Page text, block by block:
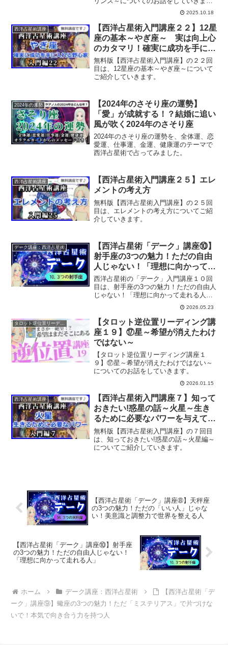
2025.10.18
西洋占星術講座
【西洋占星術入門講座２２】12星
座の基本～やぎ座～ 実は向上心
のカタマリ！確実に成功を手に入
れる野心家
無料版【西洋占星術入門講座】の２２回
目は、12星座の基本～やぎ座～について
ご紹介していきます。
2024年の運勢
【2024年のさそり座の運勢】
「愛」が成就する！？結婚に追い
風が吹く2024年のさそり座
2024年のさそり座の運勢を、全体運、恋
愛運、仕事運、金運、健康運のテーマで
西洋占星術で占ってみました。
西洋占星術講座
【西洋占星術入門講座２５】エレ
メントの考え方
無料版【西洋占星術入門講座】の２５回
目は、エレメントの考え方についてご紹
介していきます。
デーク講座：西洋占星術
【西洋占星術「デーク」講座⑩】
射手座の3つの魅力！ただの自由
人じゃない！「理想に向かって走
れる人」
西洋占星術の「デーク」入門講座１０回
目は、射手座の3つの魅力！ただの自由人
じゃない！「理想に向かって走れる人」
2026.05.23
タロット逆位置リーディング講座
【タロット逆位置リーディング講
座１９】⑰星～希望が消えたわけ
ではない～
【タロット逆位置リーディング講座１
９】⑰星～希望が消えたわけではない～
についてのお話をしていきます。
2026.01.15
西洋占星術講座
【西洋占星術入門講座７】知って
おきたい!惑星の話～火星～生き
るために必要なパワーを与えてく
れる星
無料版【西洋占星術入門講座】の７回目
は、知っておきたい!惑星の話～火星編～
についてご紹介していきます。
【西洋占星術「デーク」講座➇】天秤座
の3つの魅力！ただの「いい人」じゃな
い！美意識と調整力で世界を整える人
【西洋占星術「デーク」講座⑩】射手座
の3つの魅力！ただの自由人じゃない！
「理想に向かって走れる人」
ホーム デーク講座：西洋占星術
【西洋占星術「デ
ーク」講座⑨】蠍座の3つの魅力！ただ「ミステリアス」で片づけな
いで！本気で向き合う力を持つ人